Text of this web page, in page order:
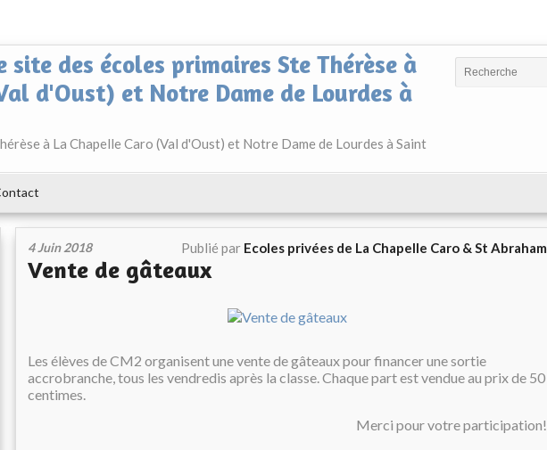
site des écoles primaires Ste Thérèse à
d'Oust) et Notre Dame de Lourdes à
à La Chapelle Caro (Val d'Oust) et Notre Dame de Lourdes à Saint
4 Juin 2018 Publié par Ecoles privées de La Chapelle Caro & St Abraham
Vente de gâteaux
Les élèves de CM2 organisent une vente de gâteaux pour financer une sortie
accrobranche, tous les vendredis après la classe. Chaque part est vendue au prix de 50
centimes.
Merci pour votre participation!